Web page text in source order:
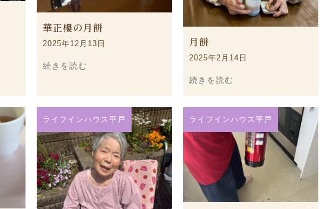
華正樓の月餅
2025年12月13日
続きを読む
月餅
2025年2月14日
続きを読む
ライフインハウス平戸 ライフインハウス平戸